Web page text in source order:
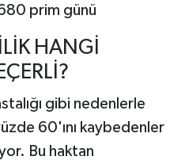
prim günü
HANGİ
gibi nedenlerle
60'ını kaybedenler
Bu haktan